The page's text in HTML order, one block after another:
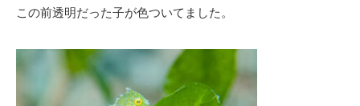
この前透明だった子が色ついてました。